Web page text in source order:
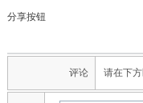
分享按钮
评论 请在下